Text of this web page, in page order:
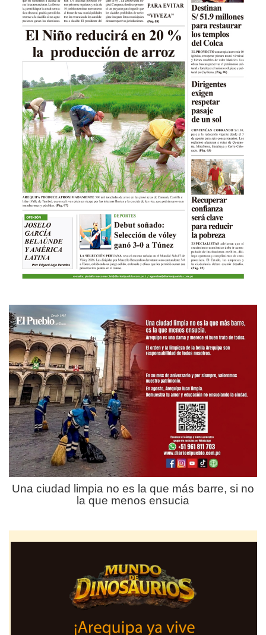
Una ciudad limpia no es la que más barre, si no
la que menos ensucia